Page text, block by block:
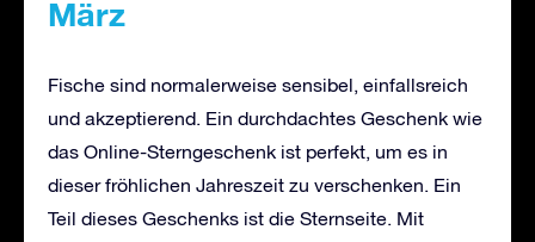
März
Fische sind normalerweise sensibel, einfallsreich
und akzeptierend. Ein durchdachtes Geschenk wie
das Online-Sterngeschenk ist perfekt, um es in
dieser fröhlichen Jahreszeit zu verschenken. Ein
Teil dieses Geschenks ist die Sternseite. Mit